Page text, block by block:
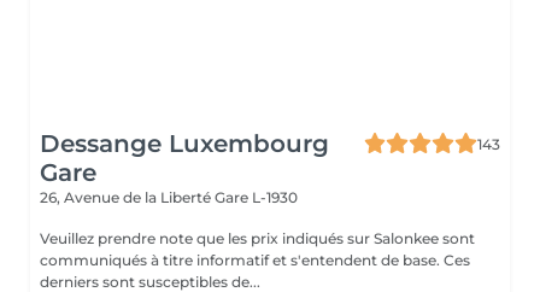
Dessange Luxembourg
Gare
143
26, Avenue de la Liberté Gare L-1930
Veuillez prendre note que les prix indiqués sur Salonkee sont
communiqués à titre informatif et s'entendent de base. Ces
derniers sont susceptibles de...